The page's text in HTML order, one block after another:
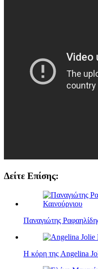
Δείτε Επίσης:
Παναγιώτης
Η κόρη της Angelina